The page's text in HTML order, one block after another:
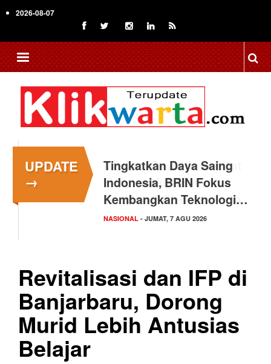
to
content
2026-08-07
UPDATE
→
Tingkatkan Daya Saing
Indonesia, BRIN Fokus
Kembangkan Teknologi…
NASIONAL - JUMAT, 7 AGU 2026
Revitalisasi dan IFP di
Banjarbaru, Dorong
Murid Lebih Antusias
Belajar